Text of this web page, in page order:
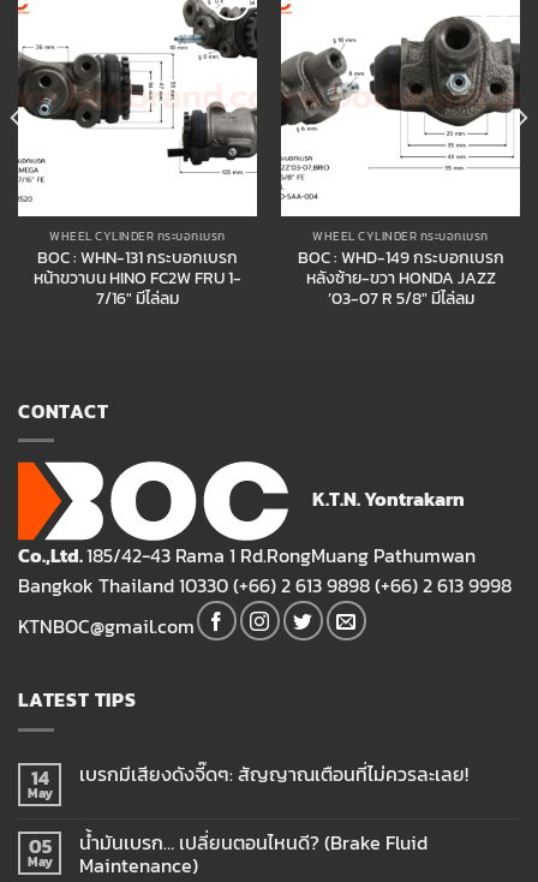
Add to
wishlist
WHEEL CYLINDER กระบอกเบรก
BOC : WHN-131 กระบอกเบรก
หน้าขวาบน HINO FC2W FRU 1-
7/16″ มีไล่ลม
Add to
wishlist
WHEEL CYLINDER กระบอกเบรก
BOC : WHD-149 กระบอกเบรก
หลังซ้าย-ขวา HONDA JAZZ
’03-07 R 5/8″ มีไล่ลม
CONTACT
K.T.N. Yontrakarn
Co.,Ltd.185/42-43 Rama 1 Rd.RongMuang Pathumwan
Bangkok Thailand 10330 (+66) 2 613 9898 (+66) 2 613 9998
KTNBOC@gmail.com
LATEST TIPS
14
May
เบรกมีเสียงดังจี๊ดๆ: สัญญาณเตือนที่ไม่ควรละเลย!
05
May
น้ำมันเบรก… เปลี่ยนตอนไหนดี? (Brake Fluid
Maintenance)